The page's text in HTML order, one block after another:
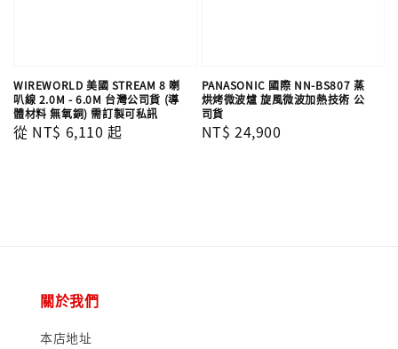
WIREWORLD 美國 STREAM 8 喇
叭線 2.0M - 6.0M 台灣公司貨 (導
體材料 無氧銅) 需訂製可私訊
Regular
從 NT$ 6,110 起
PANASONIC 國際 NN-BS807 蒸
烘烤微波爐 旋風微波加熱技術 公
司貨
Regular
NT$ 24,900
關於我們
本店地址